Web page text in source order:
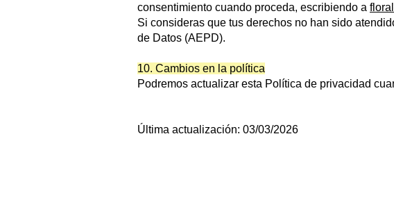
consentimiento cuando proceda, escribiendo a
Si consideras que tus derechos no han sido
de Datos (AEPD).
10. Cambios en la política
Podremos actualizar esta Política de privacidad
Última actualización: 03/03/2026